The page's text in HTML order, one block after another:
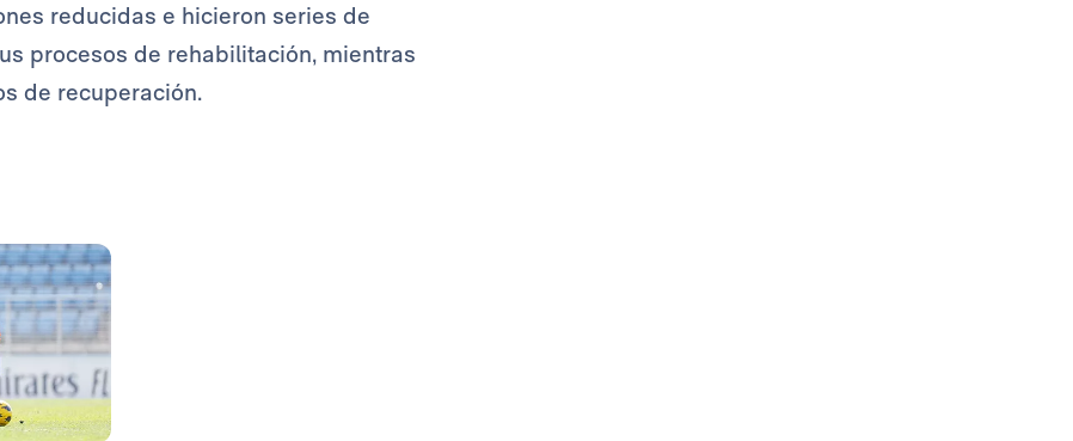
reducidas e hicieron series de
procesos de rehabilitación, mientras
de recuperación.